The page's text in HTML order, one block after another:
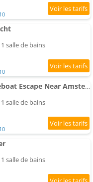
salle de bains
Charming Tiny Houseboat Escape Near Amsterdam by Weltevreden Experience
salle de bains
salle de bains